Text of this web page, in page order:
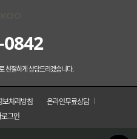
친절하게 상담드리겠습니다.
보처리방침
온라인무료상담
그인